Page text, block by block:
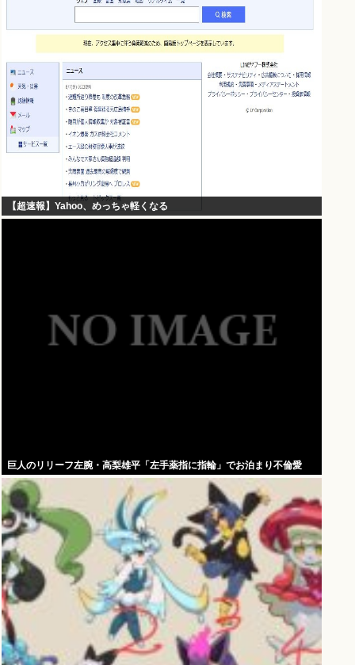
【超速報】Yahoo、めっちゃ軽くなる
巨人のリリーフ左腕・高梨雄平「左手薬指に指輪」でお泊まり不倫愛